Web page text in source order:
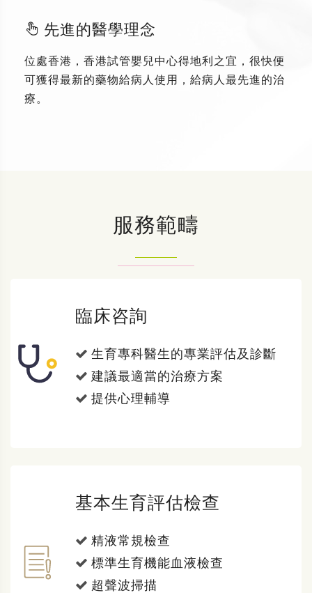
先進的醫學理念
位處香港，香港試管嬰兒中心得地利之宜，很快便
可獲得最新的藥物給病人使用，給病人最先進的治
療。
服務範疇
臨床咨詢
生育專科醫生的專業評估及診斷
建議最適當的治療方案
提供心理輔導
基本生育評估檢查
精液常規檢查
標準生育機能血液檢查
超聲波掃描